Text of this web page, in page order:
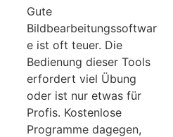
Gute
Bildbearbeitungssoftwar
e ist oft teuer. Die
Bedienung dieser Tools
erfordert viel Übung
oder ist nur etwas für
Profis. Kostenlose
Programme dagegen,